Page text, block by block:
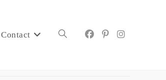
Contact